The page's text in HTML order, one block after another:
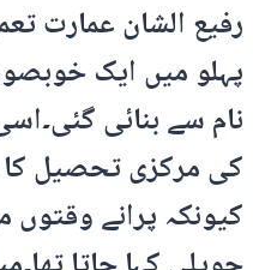
رفیع الشان عمارت
پہلو میں ایک
نام سے بنائی
کی مرکزی تحصیل کا
کیونکہ پرانے